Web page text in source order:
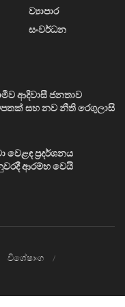
ව්‍යාපාර
සංවර්ධන
ආදිවාසී ජනතාව
සහ නව නීති රෙගුලාසි
වෙළඳ ප්‍රදර්ශනය
නුවරදී ආරම්භ වෙයි
විශේෂාංග